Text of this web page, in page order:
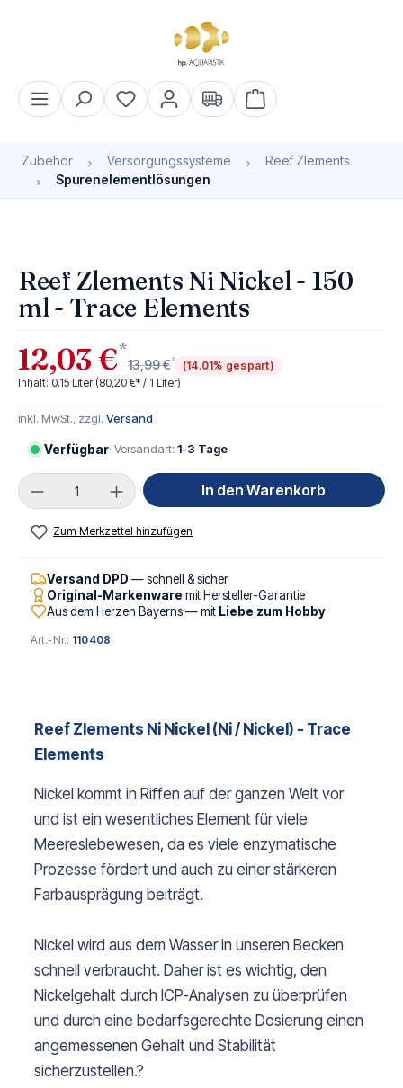
Warenkorb enthält 0
Zubehör Versorgungssysteme
Reef Zlements
Spurenelementlösungen
Reef Zlements Ni Nickel - 150
ml - Trace Elements
12,03 €*
13,99 €*
(14.01% gespart)
Inhalt: 0.15 Liter (80,20 €* / 1 Liter)
inkl. MwSt., zzgl. Versand
Verfügbar· Versandart: 1-3 Tage
Produkt Anzahl: Gib den gewünschten Wert
In den Warenkorb
Zum Merkzettel hinzufügen
Versand DPD — schnell & sicher
Original-Markenware mit Hersteller-Garantie
Aus dem Herzen Bayerns — mit Liebe zum Hobby
Art.-Nr.: 110408
Reef Zlements Ni Nickel (Ni / Nickel) - Trace
Elements
Nickel kommt in Riffen auf der ganzen Welt vor
und ist ein wesentliches Element für viele
Meereslebewesen, da es viele enzymatische
Prozesse fördert und auch zu einer stärkeren
Farbausprägung beiträgt.
Nickel wird aus dem Wasser in unseren Becken
schnell verbraucht. Daher ist es wichtig, den
Nickelgehalt durch ICP-Analysen zu überprüfen
und durch eine bedarfsgerechte Dosierung einen
angemessenen Gehalt und Stabilität
sicherzustellen.?